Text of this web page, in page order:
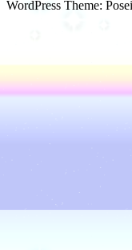
WordPress Theme: